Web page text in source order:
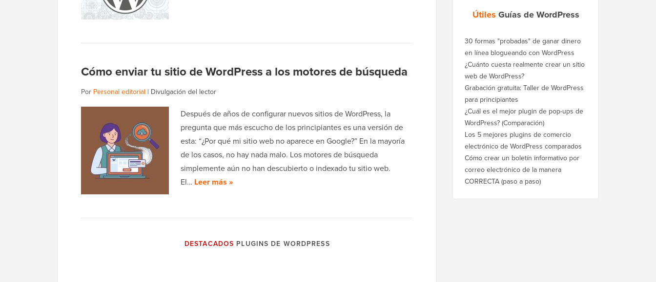
Cómo enviar tu sitio de WordPress a los motores de búsqueda
Por Personal editorial | Divulgación del lector
Después de años de configurar nuevos sitios de WordPress, la
pregunta que más escucho de los principiantes es una versión de
esta: “¿Por qué mi sitio web no aparece en Google?” En la mayoría
de los casos, no hay nada malo. Los motores de búsqueda
simplemente aún no han descubierto o indexado tu sitio web.
El… Leer más »
DESTACADOS PLUGINS DE WORDPRESS
Útiles Guías de WordPress
30 formas "probadas" de ganar dinero
en línea blogueando con WordPress
¿Cuánto cuesta realmente crear un sitio
web de WordPress?
Grabación gratuita: Taller de WordPress
para principiantes
¿Cuál es el mejor plugin de pop-ups de
WordPress? (Comparación)
Los 5 mejores plugins de comercio
electrónico de WordPress comparados
Cómo crear un boletín informativo por
correo electrónico de la manera
CORRECTA (paso a paso)